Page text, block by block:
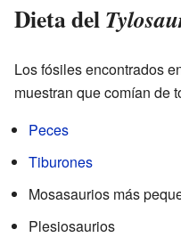
Dieta del
Los fósiles encontrados
muestran que comían de
Peces
Tiburones
Mosasaurios más
Plesiosaurios